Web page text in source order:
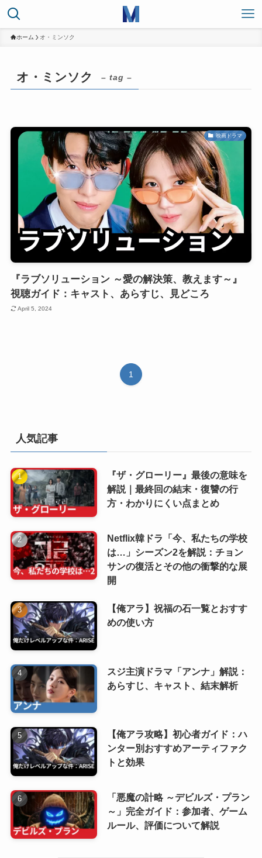
ホーム オ・ミンソク
オ・ミンソク – tag –
映画ドラマ
『ラブソリューション ～愛の解決策、教えます～』
視聴ガイド：キャスト、あらすじ、見どころ
April 5, 2024
1
人気記事
『ザ・グローリー』最後の意味を
解説｜最終回の結末・復讐の行
方・わかりにくい点まとめ
Netflix韓ドラ「今、私たちの学校
は…」シーズン2を解説：チョン
サンの復活とその他の衝撃的な展
開
【俺アラ】祝福の石一覧とおすす
めの使い方
スジ主演ドラマ「アンナ」解説：
あらすじ、キャスト、結末解析
【俺アラ攻略】初心者ガイド：ハ
ンター別おすすめアーティファク
トと効果
「悪魔の計略 ～デビルズ・プラン
～」完全ガイド：参加者、ゲーム
ルール、評価について解説